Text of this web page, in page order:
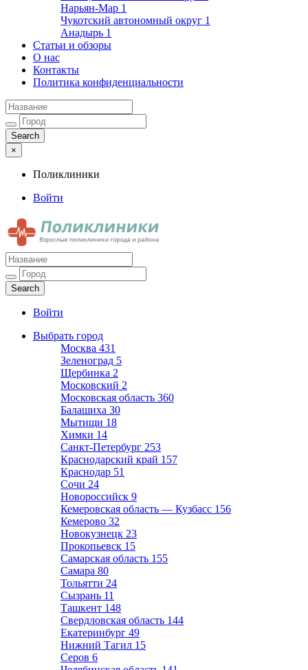
Нарьян-Мар 1
Чукотский автономный округ 1
Анадырь 1
Статьи и обзоры
О нас
Контакты
Политика конфиденциальности
×
Поликлиники
Войти
Поликлиники
Взрослые поликлиники города и района
Войти
Выбрать город
Москва 431
Зеленоград 5
Щербинка 2
Московский 2
Московская область 360
Балашиха 30
Мытищи 18
Химки 14
Санкт-Петербург 253
Краснодарский край 157
Краснодар 51
Сочи 24
Новороссийск 9
Кемеровская область — Кузбасс 156
Кемерово 32
Новокузнецк 23
Прокопьевск 15
Самарская область 155
Самара 80
Тольятти 24
Сызрань 11
Ташкент 148
Свердловская область 144
Екатеринбург 49
Нижний Тагил 15
Серов 6